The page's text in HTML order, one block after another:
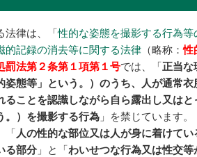
法律は、「性的な姿態を撮影する行為
的記録の消去等に関する法律 （略称：性
罰法第２条第１項第１号では、「正当な
姿態等」という。）のうち、人が通常
ることを認識しながら自ら露出し又は
。）を撮影する行為 」を禁じています。
「 人の性的な部位又は人が身に着けて
る部分」と「わいせつな行為又は性交